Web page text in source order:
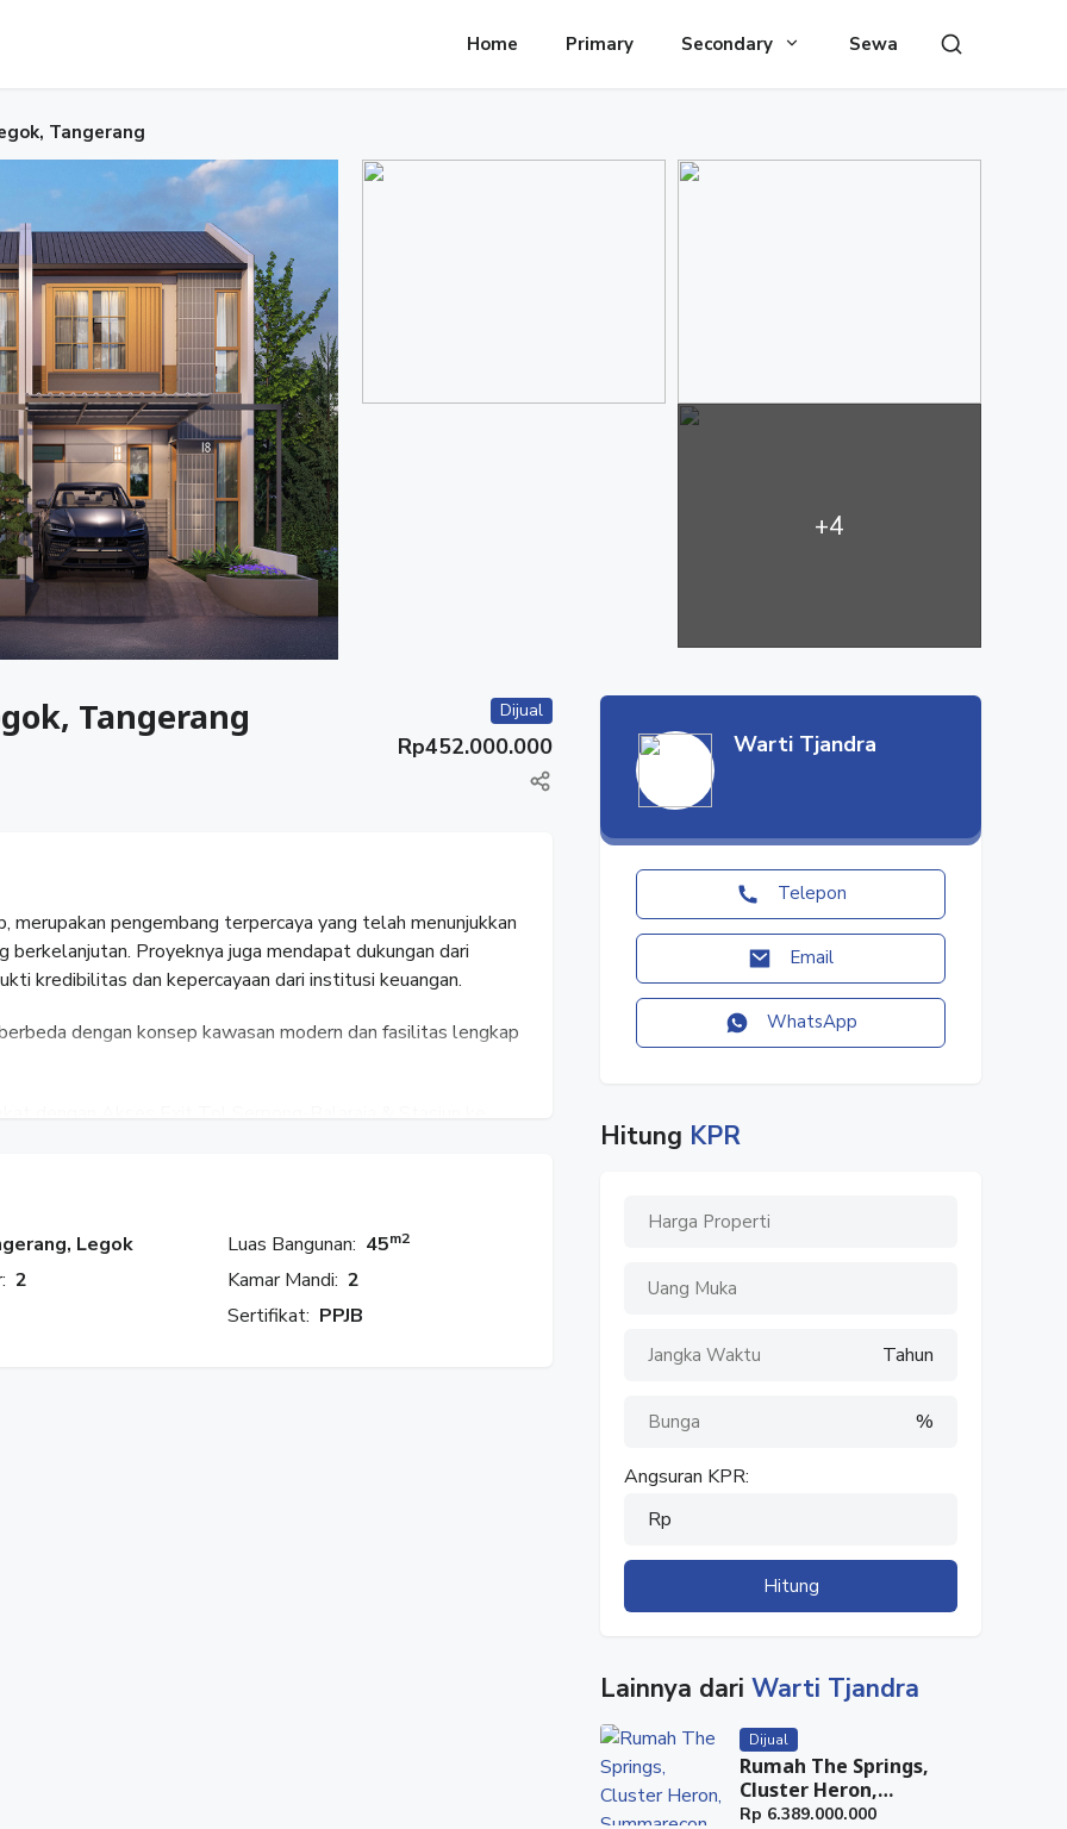
Home Primary Secondary Sewa
Tangerang
+4
Tangerang Dijual
Rp452.000.000
pengembang terpercaya yang telah menunjukkan
Proyeknya juga mendapat dukungan dari
kredibilitas dan kepercayaan dari institusi keuangan.
dengan konsep kawasan modern dan fasilitas lengkap
Legok Luas Bangunan: 45m2
2 Kamar Mandi: 2
Sertifikat: PPJB
Warti Tjandra
Telepon
Email
WhatsApp
Hitung KPR
Tahun
%
Angsuran KPR:
Rp
Hitung
Lainnya dari Warti Tjandra
Dijual
Rumah The Springs,
Cluster Heron,
Summarecon Serpong,
Rp 6.389.000.000